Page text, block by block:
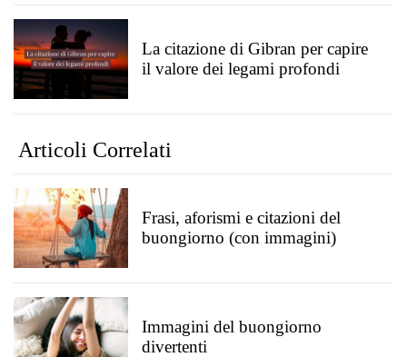
La citazione di Gibran per capire
il valore dei legami profondi
Articoli Correlati
Frasi, aforismi e citazioni del
buongiorno (con immagini)
Immagini del buongiorno
divertenti